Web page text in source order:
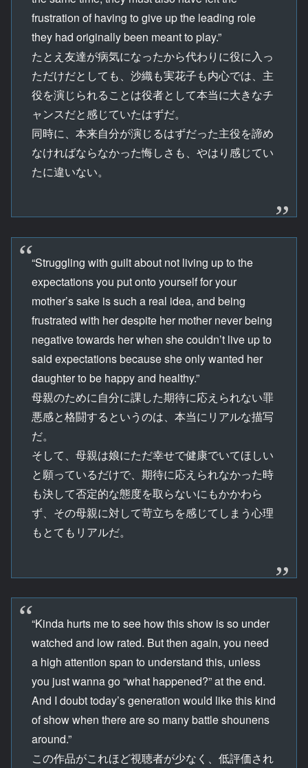
frustration of having to give up the leading role
they had originally been meant to play.”
たとえ友達が病気になったから代わりに役に入っ
ただけだとしても、沙織も実花子も内心では、主
役を演じられることは役者として本当に大きなチ
ャンスだと感じていたはずだ。
同時に、本来自分が演じるはずだった主役を諦め
なければならなかった悔しさも、やはり感じてい
たに違いない。
“Struggling with guilt about not living up to the
expectations you put onto yourself for your
mother’s sake is such a real idea, and being
frustrated with her despite her mother never being
negative towards her when she couldn’t live up to
said expectations because she only wanted her
daughter to be happy and healthy.”
母親のために自分に課した期待に応えられない罪
悪感と格闘するというのは、本当にリアルな描写
だ。
そして、母親は娘にただ幸せで健康でいてほしい
と願っているだけで、期待に応えられなかった時
も決して否定的な態度を取らないにもかかわら
ず、その母親に対して苛立ちを感じてしまう心理
もとてもリアルだ。
“Kinda hurts me to see how this show is so under
watched and low rated. But then again, you need
a high attention span to understand this, unless
you just wanna go “what happened?” at the end.
And I doubt today’s generation would like this kind
of show when there are so many battle shounens
around.”
この作品がこれほど視聴者が少なく、低評価され